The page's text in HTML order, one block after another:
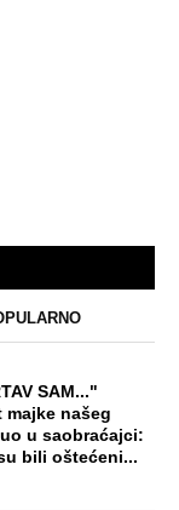
SAM..."
majke našeg
u saobraćajci:
bili oštećeni...